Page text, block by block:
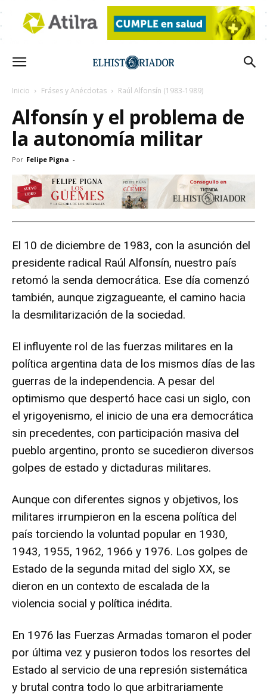
Inicio Fráses y Anécdotas Raúl Alfonsín (1983-1989)
Alfonsín y el problema de
la autonomía militar
Por Felipe Pigna -
El 10 de diciembre de 1983, con la asunción del
presidente radical Raúl Alfonsín, nuestro país
retomó la senda democrática. Ese día comenzó
también, aunque zigzagueante, el camino hacia
la desmilitarización de la sociedad.
El influyente rol de las fuerzas militares en la
política argentina data de los mismos días de las
guerras de la independencia. A pesar del
optimismo que despertó hace casi un siglo, con
el yrigoyenismo, el inicio de una era democrática
sin precedentes, con participación masiva del
pueblo argentino, pronto se sucedieron diversos
golpes de estado y dictaduras militares.
Aunque con diferentes signos y objetivos, los
militares irrumpieron en la escena política del
país torciendo la voluntad popular en 1930,
1943, 1955, 1962, 1966 y 1976. Los golpes de
Estado de la segunda mitad del siglo XX, se
dieron en un contexto de escalada de la
violencia social y política inédita.
En 1976 las Fuerzas Armadas tomaron el poder
por última vez y pusieron todos los resortes del
Estado al servicio de una represión sistemática
y brutal contra todo lo que arbitrariamente